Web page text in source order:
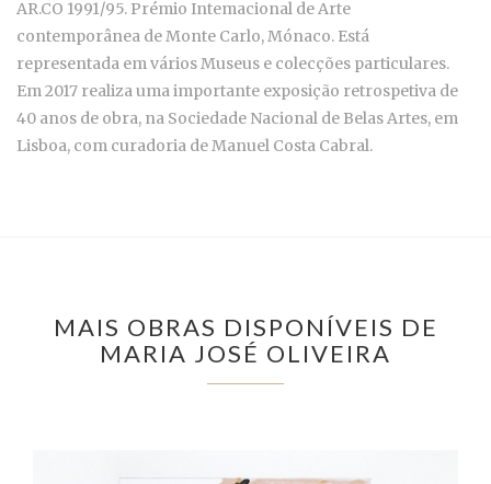
AR.CO 1991/95. Prémio Intemacional de Arte
contemporânea de Monte Carlo, Mónaco. Está
representada em vários Museus e colecções particulares.
Em 2017 realiza uma importante exposição retrospetiva de
40 anos de obra, na Sociedade Nacional de Belas Artes, em
Lisboa, com curadoria de Manuel Costa Cabral.
MAIS OBRAS DISPONÍVEIS DE
MARIA JOSÉ OLIVEIRA